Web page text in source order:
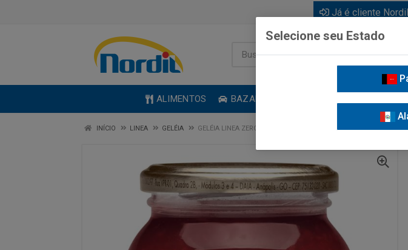
Já é cliente
ALIMENTOS BAZAR
INÍCIO LINEA GELÉIA GELÉIA LINEA ZERO ADIÇÃO DE AÇUCAR FRAMBOESA 230G
Selecione seu Estado